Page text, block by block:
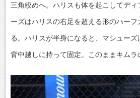
三角絞めへ。ハリスも体を起こしてディ
ーズはハリスの右足を超える形のハー
る。ハリスが半身になると、マシュー
背中越しに持って固定。このままキムラ